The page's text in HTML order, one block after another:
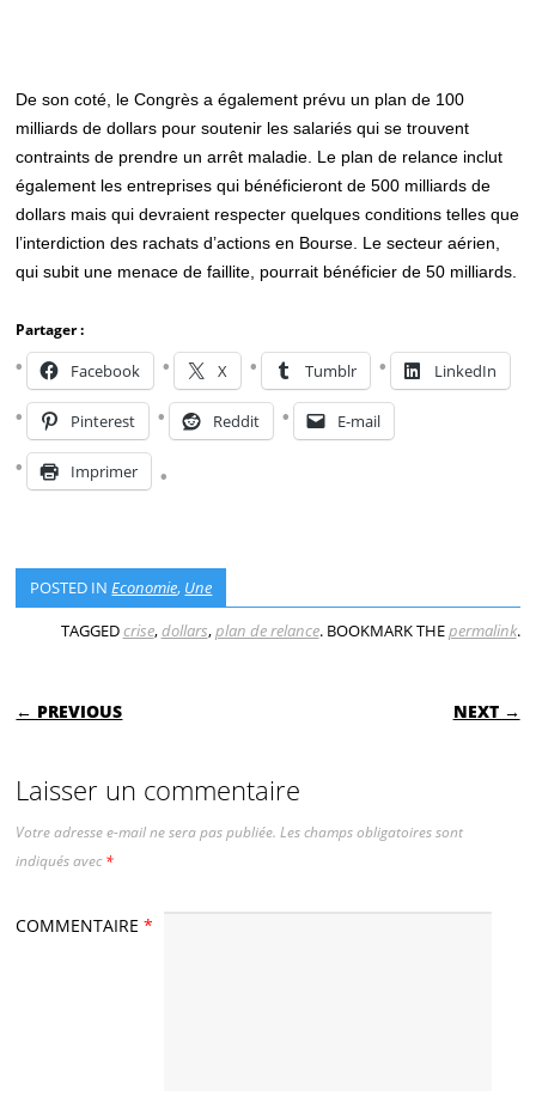
De son coté, le Congrès a également prévu un plan de 100
milliards de dollars pour soutenir les salariés qui se trouvent
contraints de prendre un arrêt maladie. Le plan de relance inclut
également les entreprises qui bénéficieront de 500 milliards de
dollars mais qui devraient respecter quelques conditions telles que
l’interdiction des rachats d’actions en Bourse. Le secteur aérien,
qui subit une menace de faillite, pourrait bénéficier de 50 milliards.
Partager :
Facebook X Tumblr LinkedIn
Pinterest Reddit E-mail
Imprimer
POSTED INEconomie, Une
TAGGEDcrise,dollars,plan de relance. BOOKMARK THEpermalink.
POST NAVIGATION
← PREVIOUS NEXT →
Laisser un commentaire
Votre adresse e-mail ne sera pas publiée. Les champs obligatoires sont
indiqués avec*
COMMENTAIRE*